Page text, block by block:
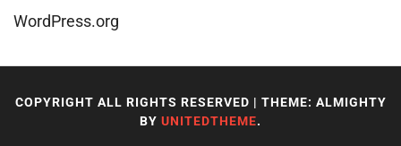
WordPress.org
COPYRIGHT ALL RIGHTS RESERVED | THEME: ALMIGHTY
BY UNITEDTHEME.